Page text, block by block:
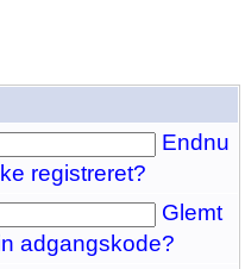
Endnu
registreret?
Glemt
adgangskode?